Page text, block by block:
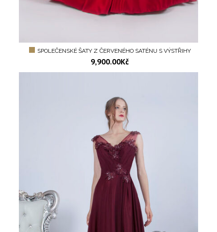
SPOLEČENSKÉ ŠATY Z ČERVENÉHO SATÉNU S VÝSTŘIHY
9,900.00Kč